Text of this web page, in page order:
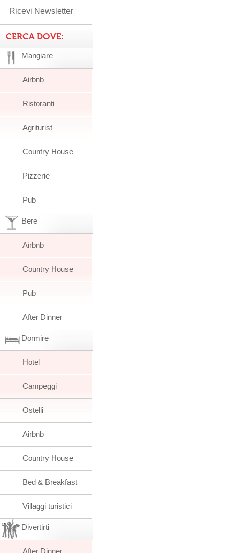
Ricevi Newsletter
CERCA DOVE:
Mangiare
Airbnb
Ristoranti
Agriturist
Country House
Pizzerie
Pub
Bere
Airbnb
Country House
Pub
After Dinner
Dormire
Hotel
Campeggi
Ostelli
Airbnb
Country House
Bed & Breakfast
Villaggi turistici
Divertirti
After Dinner